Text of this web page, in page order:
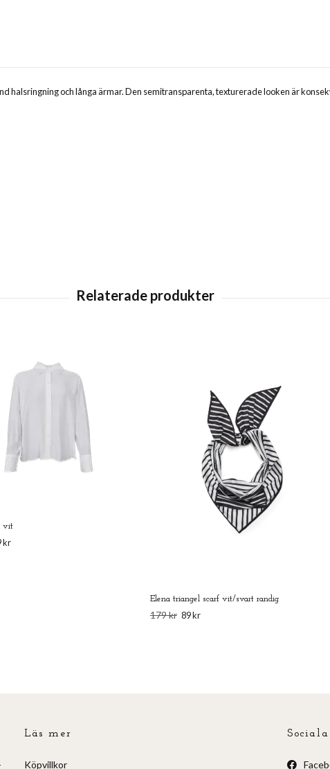
halsringning och långa ärmar. Den semitransparenta, texturerade looken är
vit
kr
Elena triangel scarf vit/svart randig
179 kr 89 kr
Läs mer
Köpvillkor